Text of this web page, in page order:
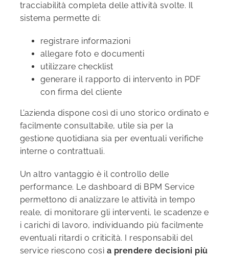
tracciabilità completa delle attività svolte. Il
sistema permette di:
registrare informazioni
allegare foto e documenti
utilizzare checklist
generare il rapporto di intervento in PDF
con firma del cliente
L’azienda dispone così di uno storico ordinato e
facilmente consultabile, utile sia per la
gestione quotidiana sia per eventuali verifiche
interne o contrattuali.
Un altro vantaggio è il controllo delle
performance. Le dashboard di BPM Service
permettono di analizzare le attività in tempo
reale, di monitorare gli interventi, le scadenze e
i carichi di lavoro, individuando più facilmente
eventuali ritardi o criticità. I responsabili del
service riescono così a prendere decisioni più